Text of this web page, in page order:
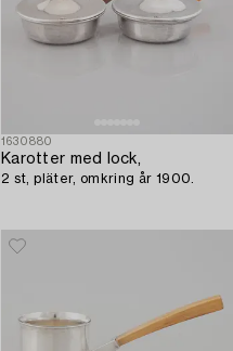
1630880
Karotter med lock,
2 st, pläter, omkring år 1900.